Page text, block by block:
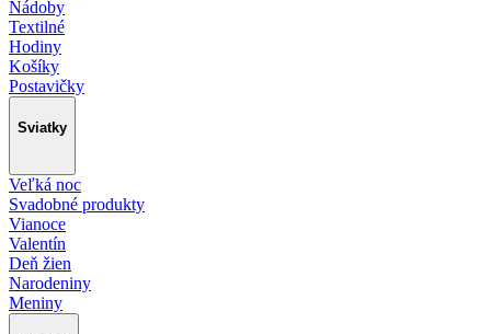
Nádoby
Textilné
Hodiny
Košíky
Postavičky
Sviatky
Veľká noc
Svadobné produkty
Vianoce
Valentín
Deň žien
Narodeniny
Meniny